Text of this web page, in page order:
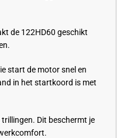
de 122HD60 geschikt
start de motor snel en
in het startkoord is met
Dit beschermt je